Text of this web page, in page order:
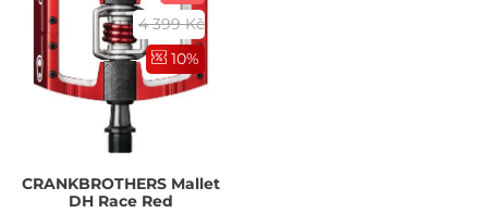
4 399 Kč
10%
CRANKBROTHERSMallet
DH Race Red